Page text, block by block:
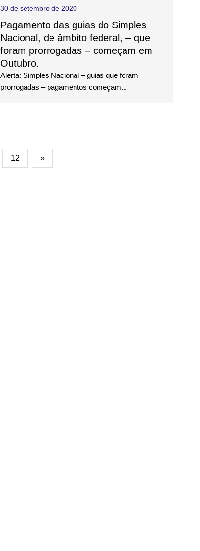
30 de setembro de 2020
Pagamento das guias do Simples
Nacional, de âmbito federal, – que
foram prorrogadas – começam em
Outubro.
Alerta: Simples Nacional – guias que foram
prorrogadas – pagamentos começam...
12 »